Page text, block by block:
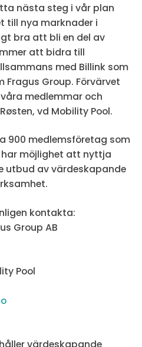
nästa steg i vår plan
till nya marknader i
bra att bli en del av
att bidra till
med Billink som
Group. Förvärvet
medlemmar och
vd Mobility Pool.
900 medlemsföretag som
möjlighet att nyttja
utbud av värdeskapande
kontakta:
Group AB
Pool
värdeskapande